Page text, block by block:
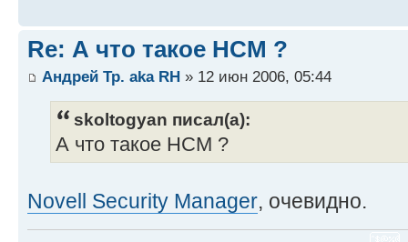
Re: А что такое НСМ ?
Андрей Тр. aka RH » 12 июн 2006, 05:44
skoltogyan писал(а):
А что такое НСM ?
Novell Security Manager, очевидно.